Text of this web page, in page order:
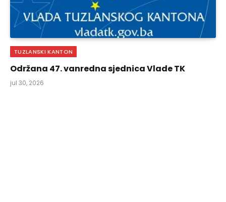
TUZLANSKI KANTON
Održana 47. vanredna sjednica Vlade TK
jul 30, 2026